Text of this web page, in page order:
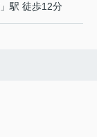
」駅 徒歩12分